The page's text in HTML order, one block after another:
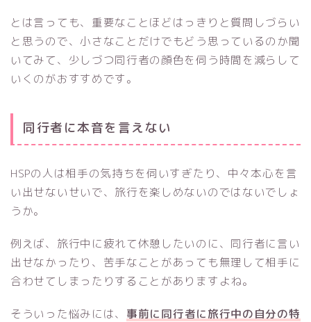
とは言っても、重要なことほどはっきりと質問しづらい
と思うので、小さなことだけでもどう思っているのか聞
いてみて、少しづつ同行者の顔色を伺う時間を減らして
いくのがおすすめです。
同行者に本音を言えない
HSPの人は相手の気持ちを伺いすぎたり、中々本心を言
い出せないせいで、旅行を楽しめないのではないでしょ
うか。
例えば、旅行中に疲れて休憩したいのに、同行者に言い
出せなかったり、苦手なことがあっても無理して相手に
合わせてしまったりすることがありますよね。
そういった悩みには、 事前に同行者に旅行中の自分の特